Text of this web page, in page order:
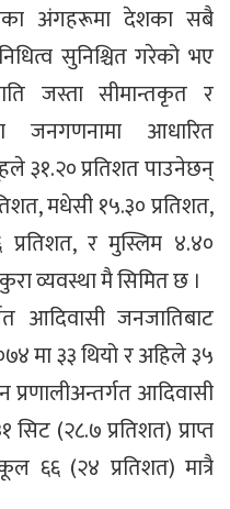
अंगहरूमा देशका सबै
सुनिश्चित गरेको भए
जस्ता सीमान्तकृत र
जनगणनामा आधारित
३१.२० प्रतिशत पाउनेछन्
मधेसी १५.३० प्रतिशत,
र मुस्लिम ४.४०
व्यवस्था मै सिमित छ ।
आदिवासी जनजातिबाट
मा ३३ थियो र अहिले ३५
आदिवासी
(२८.७ प्रतिशत) प्राप्त
६६ (२४ प्रतिशत) मात्रै